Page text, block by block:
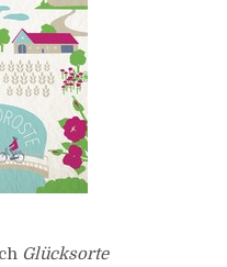
Glücksorte